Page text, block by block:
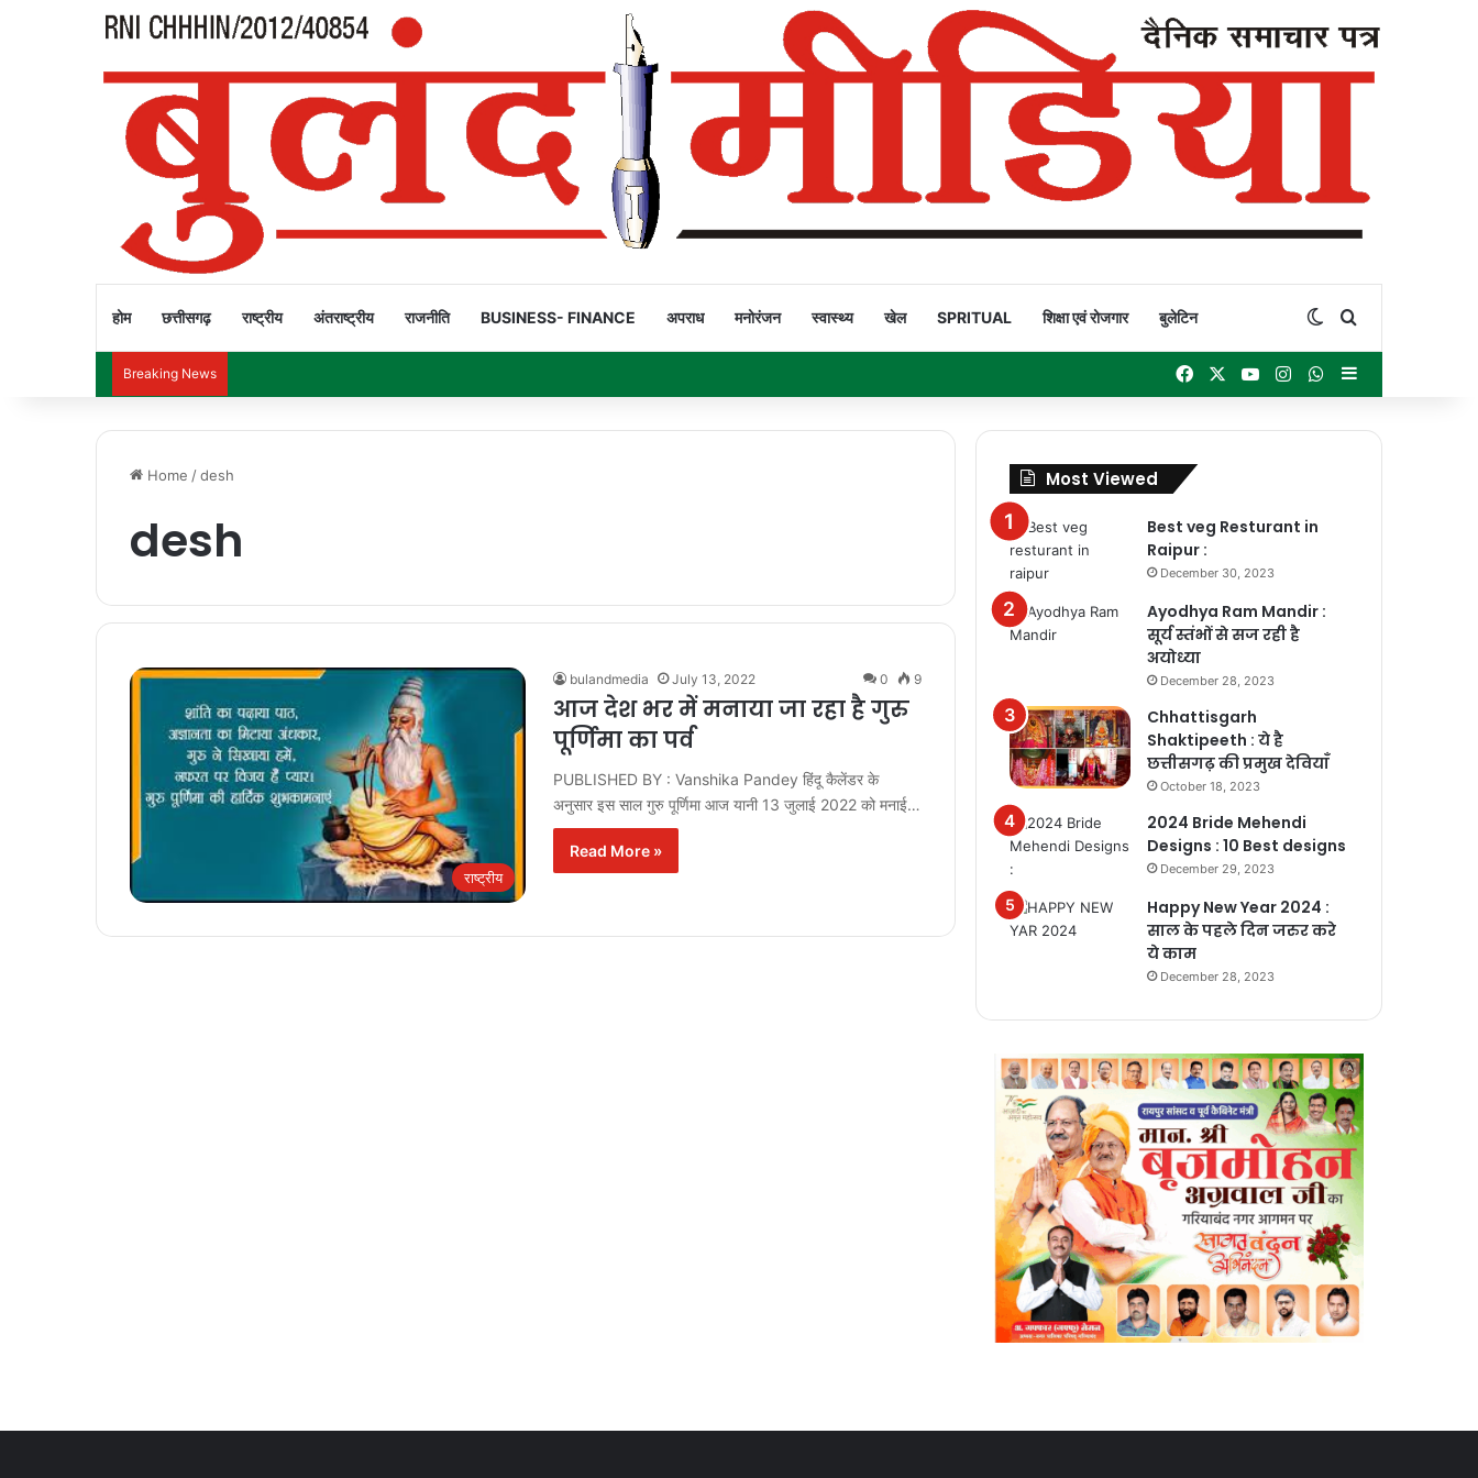
होम छत्तीसगढ़ राष्ट्रीय अंतराष्ट्रीय राजनीति BUSINESS- FINANCE अपराध मनोरंजन स्वास्थ्य खेल SPRITUAL शिक्षा एवं रोजगार बुलेटिन Switch skin
Breaking News Facebook YouTubeInstagramWhatsApp
Home /desh
desh
राष्ट्रीय
bulandmedia July 13, 2022 0 9
आज देश भर में मनाया जा रहा है गुरु
पूर्णिमा का पर्व
PUBLISHED BY : Vanshika Pandey हिंदू कैलेंडर के
अनुसार इस साल गुरु पूर्णिमा आज यानी 13 जुलाई 2022 को मनाई…
Read More »
Most Viewed
Best veg Resturant in
Raipur :
December 30, 2023
Ayodhya Ram Mandir :
सूर्य स्तंभों से सज रही है
अयोध्या
December 28, 2023
Chhattisgarh
Shaktipeeth : ये है
छत्तीसगढ़ की प्रमुख देवियाँ
October 18, 2023
2024 Bride Mehendi
Designs : 10 Best designs
December 29, 2023
Happy New Year 2024 :
साल के पहले दिन जरुर करे
ये काम
December 28, 2023